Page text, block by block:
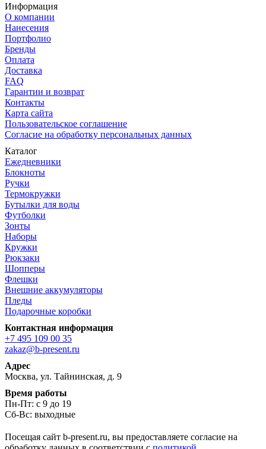
Информация
О компании
Нанесения
Портфолио
Бренды
Оплата
Доставка
FAQ
Гарантии и возврат
Контакты
Карта сайта
Пользовательское соглашение
Согласие на обработку персональных данных
Каталог
Ежедневники
Блокноты
Ручки
Термокружки
Бутылки для воды
Футболки
Зонты
Наборы
Кружки
Рюкзаки
Шопперы
Флешки
Внешние аккумуляторы
Пледы
Подарочные коробки
Контактная информация
+7 495 109 00 35
zakaz@b-present.ru
Адрес
Москва, ул. Тайнинская, д. 9
Время работы
Пн-Пт: с 9 до 19
Сб-Вс: выходные
Посещая сайт b-present.ru, вы предоставляете согласие на